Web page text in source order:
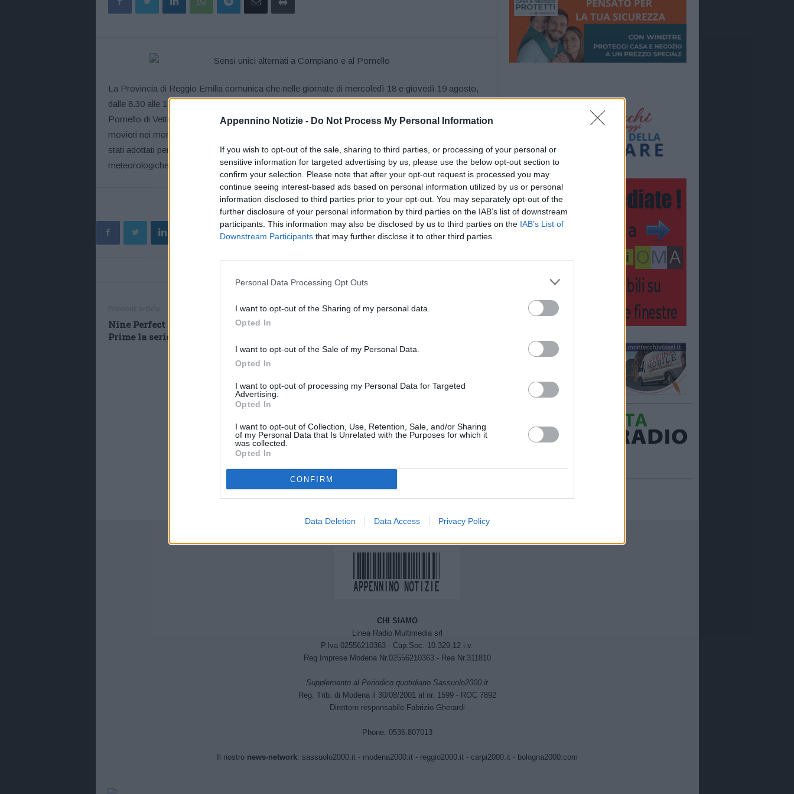
Appennino Notizie - Do Not Process My Personal Information
If you wish to opt-out of the sale, sharing to third parties, or processing of your personal or
sensitive information for targeted advertising by us, please use the below opt-out section to
confirm your selection. Please note that after your opt-out request is processed you may
continue seeing interest-based ads based on personal information utilized by us or personal
information disclosed to third parties prior to your opt-out. You may separately opt-out of the
further disclosure of your personal information by third parties on the IAB’s list of downstream
participants. This information may also be disclosed by us to third parties on the IAB’s List of
Downstream Participants that may further disclose it to other third parties.
Personal Data Processing Opt Outs
I want to opt-out of the Sharing of my personal data.
Opted In
I want to opt-out of the Sale of my Personal Data.
Opted In
I want to opt-out of processing my Personal Data for Targeted
Advertising.
Opted In
I want to opt-out of Collection, Use, Retention, Sale, and/or Sharing
of my Personal Data that Is Unrelated with the Purposes for which it
was collected.
Opted In
CONFIRM
Data Deletion Data Access Privacy Policy
La Provincia di Reggio Emilia comunica che nelle giornate di mercoledì 18 e giovedì 19 agosto,
dalle 8.30 alle 17.30, sulla Sp 513R di Val D’Enza a Compiano di Canossa e sulla Sp 10 in località
Pomello di Vetto si viaggerà a senso unico alternato regolato da semaforo – tassativamente con
movieri nei momenti di maggior traffico – e con limite di velocità a 30 km/h. I provvedimenti sono
stati adottati per consentire lo svolgimento in sicurezza di lavori di manutenzione delle stazioni
meteorologiche di Arpa Emilia- Romagna presenti a Compiano e al Pomello.
Nine Perfect Strangers, arriva su
Prime la serie con Nicole Kidman
CHI SIAMO
Linea Radio Multimedia srl
P.Iva 02556210363 - Cap.Soc. 10.329,12 i.v.
Reg.Imprese Modena Nr.02556210363 - Rea Nr.311810
Supplemento al Periodico quotidiano Sassuolo2000.it
Reg. Trib. di Modena il 30/08/2001 al nr. 1599 - ROC 7892
Direttore responsabile Fabrizio Gherardi
Phone: 0536.807013
Il nostro news-network: sassuolo2000.it- modena2000.it - reggio2000.it- carpi2000.it- bologna2000.com